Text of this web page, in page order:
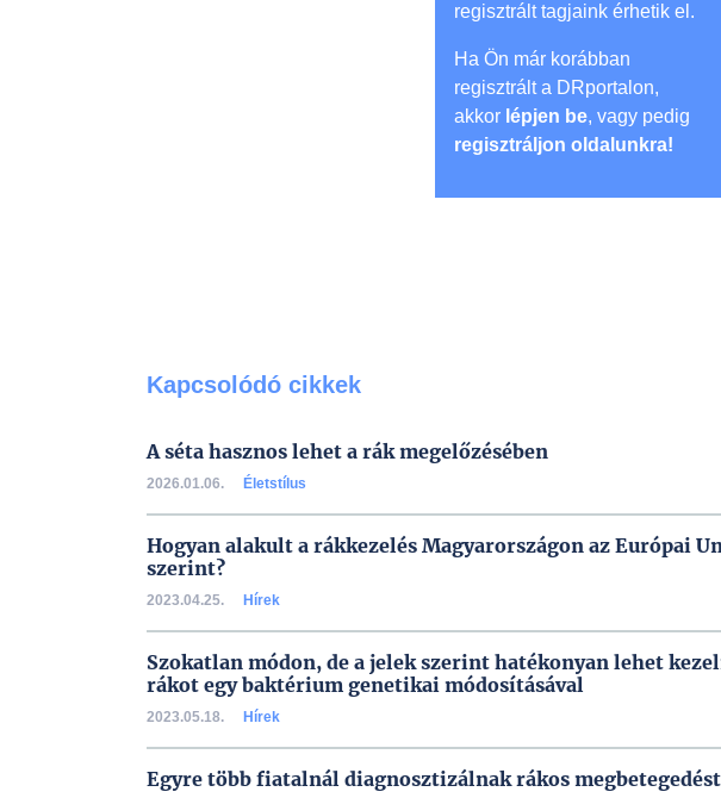
regisztrált tagjaink érhetik el.
Ha Ön már korábban
regisztrált a DRportalon,
akkor lépjen be, vagy pedig
regisztráljon oldalunkra!
Kapcsolódó cikkek
A séta hasznos lehet a rák megelőzésében
2026.01.06. Életstílus
Hogyan alakult a rákkezelés Magyarországon az Európai
szerint?
2023.04.25. Hírek
Szokatlan módon, de a jelek szerint hatékonyan lehet
rákot egy baktérium genetikai módosításával
2023.05.18. Hírek
Egyre több fiatalnál diagnosztizálnak rákos megbetegedést